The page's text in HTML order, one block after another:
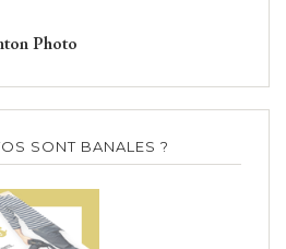
Photo
SONT BANALES ?